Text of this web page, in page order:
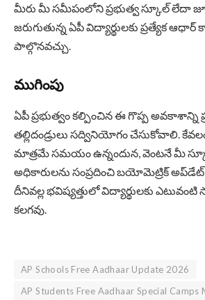
మీరు మీ సమీపంలోని ప్రభుత్వ స్కూల్ లేదా
జరుగుతున్న ఏపీ విద్యార్థులకు ప్రత్యేక ఆధార్
పాల్గొనవచ్చు.
ముగింపు
ఏపీ ప్రభుత్వం కల్పించిన ఈ గొప్ప అవకాశాన్ని
తల్లిదండ్రులు సద్వినియోగం చేసుకోవాలి.
మాత్రమే సమయం ఉన్నందున, వెంటనే మీ
అధికారులను సంప్రదించి బయోమెట్రిక్ అప్‌డేట్
దీనివల్ల భవిష్యత్తులో విద్యార్థులకు ఎటువంటి
కలగవు.
AP Schools Free Aadhaar Update 2026
AP Students Free Aadhaar Special Camps